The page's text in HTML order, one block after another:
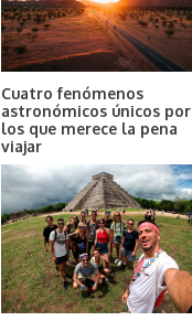
Cuatro fenómenos
astronómicos únicos por
los que merece la pena
viajar